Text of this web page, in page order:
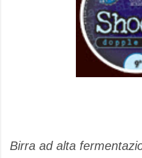
Birra ad alta